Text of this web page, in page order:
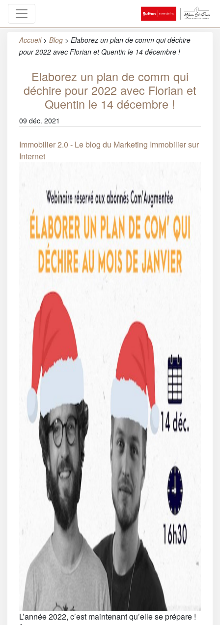
Accueil > Blog > Elaborez un plan de comm qui déchire
pour 2022 avec Florian et Quentin le 14 décembre !
Elaborez un plan de comm qui
déchire pour 2022 avec Florian et
Quentin le 14 décembre !
09 déc. 2021
Immobilier 2.0 - Le blog du Marketing Immobilier sur
Internet
L’année 2022, c’est maintenant qu’elle se prépare !